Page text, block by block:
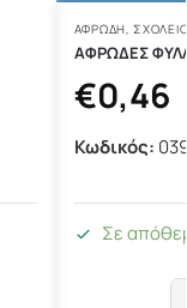
ΑΦΡΏΔΗ,
ΑΦΡΩΔΕΣ
€0,46
Κωδικός:
Σε